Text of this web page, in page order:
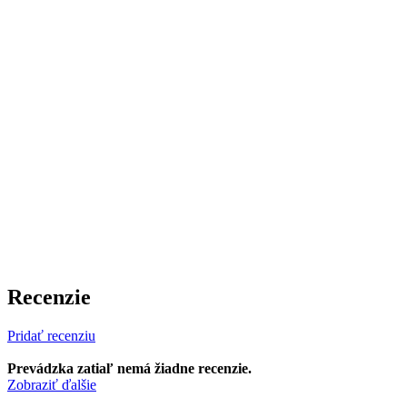
Recenzie
Pridať recenziu
Prevádzka zatiaľ nemá žiadne recenzie.
Zobraziť ďalšie